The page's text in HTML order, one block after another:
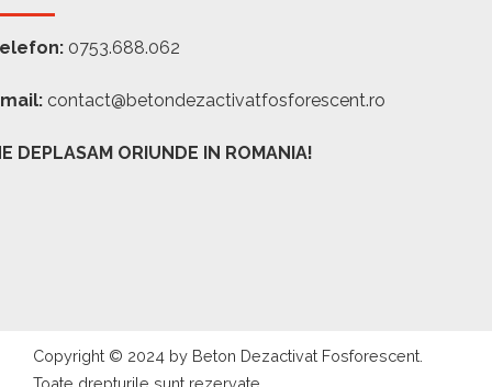
0753.688.062
contact@betondezactivatfosforescent.ro
DEPLASAM ORIUNDE IN ROMANIA!
Copyright © 2024 by Beton Dezactivat Fosforescent.
Toate drepturile sunt rezervate.